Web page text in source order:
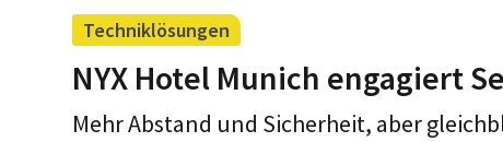
Techniklösungen
NYX Hotel Munich engagiert
Mehr Abstand und Sicherheit, aber